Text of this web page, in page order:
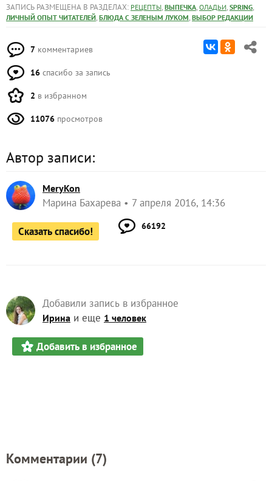
ЗАПИСЬ РАЗМЕЩЕНА В РАЗДЕЛАХ: РЕЦЕПТЫ, ВЫПЕЧКА, ОЛАДЬИ, SPRING,
ЛИЧНЫЙ ОПЫТ ЧИТАТЕЛЕЙ, БЛЮДА С ЗЕЛЕНЫМ ЛУКОМ, ВЫБОР РЕДАКЦИИ
7 комментариев
16 спасибо за запись
2 в избранном
11076 просмотров
Автор записи:
MeryKon
Марина Бахарева 7 апреля 2016, 14:36
Сказать спасибо! 66192
Добавили запись в избранное
Ирина и еще 1 человек
Добавить в избранное
Комментарии (7)